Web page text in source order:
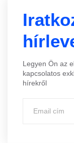
Legyen Ön az
kapcsolatos
hírekről